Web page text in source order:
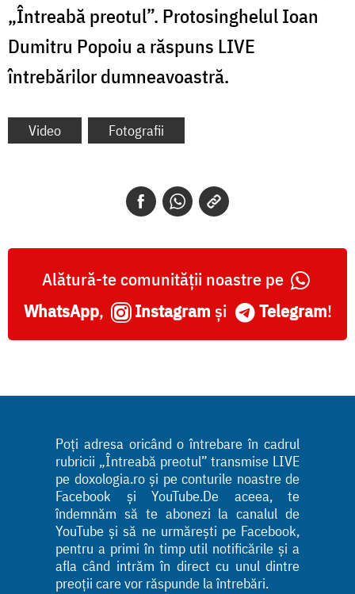
„Întreabă preotul”. Protosinghelul Ioan
Dumitru Popoiu a răspuns LIVE
întrebărilor dumneavoastră.
Video Fotografii
Alătură-te comunității noastre pe
WhatsApp, Instagram și Telegram!
Poți adresa oricând o întrebare în cadrul
rubricii „Întreabă preotul” transmise LIVE
pe doxologia.ro și pe conturile noastre de
Facebook și YouTube.De aceea, te
îndemnăm să te abonezi la canalul de
YouTube și să ne urmărești pe Facebook,
pentru a primi în timp util notificările și a
afla când intrăm în direct cu unul dintre
preoții care vor răspunde la întrebări.